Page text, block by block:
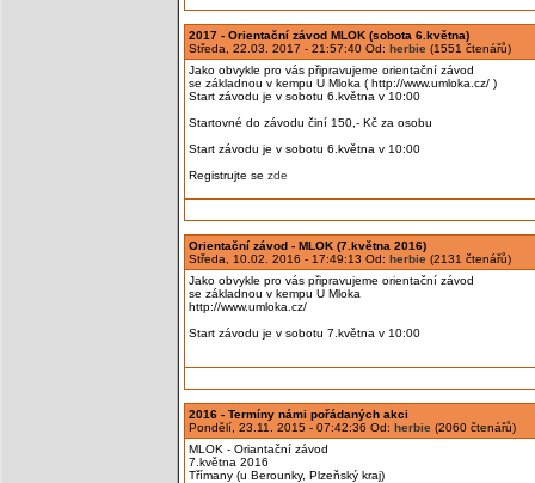
2017 - Orientační závod MLOK (sobota 6.května)
Středa, 22.03. 2017 - 21:57:40 Od: herbie (1551 čtenářů)
Jako obvykle pro vás připravujeme orientační závod
se základnou v kempu U Mloka ( http://www.umloka.cz/ )
Start závodu je v sobotu 6.května v 10:00
Startovné do závodu činí 150,- Kč za osobu
Start závodu je v sobotu 6.května v 10:00
Registrujte se zde
Orientační závod - MLOK (7.května 2016)
Středa, 10.02. 2016 - 17:49:13 Od: herbie (2131 čtenářů)
Jako obvykle pro vás připravujeme orientační závod
se základnou v kempu U Mloka
http://www.umloka.cz/
Start závodu je v sobotu 7.května v 10:00
2016 - Termíny námi pořádaných akci
Pondělí, 23.11. 2015 - 07:42:36 Od: herbie (2060 čtenářů)
MLOK - Oriantační závod
7.května 2016
Třímany (u Berounky, Plzeňský kraj)